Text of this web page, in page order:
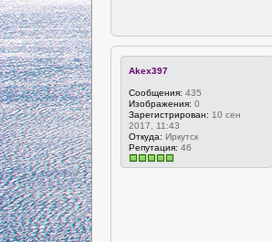
Akex397
Сообщения: 435
Изображения: 0
Зарегистрирован: 10 сен
2017, 11:43
Откуда: Иркутск
Репутация: 46